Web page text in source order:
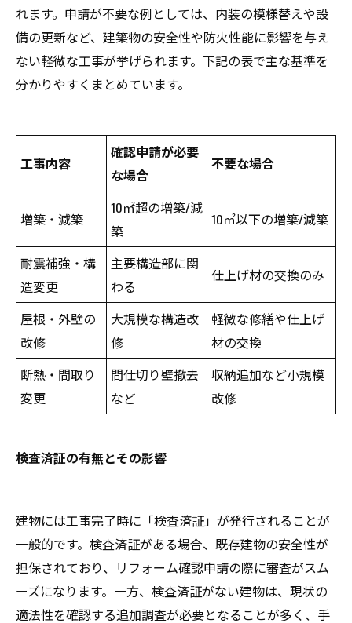
れます。申請が不要な例としては、内装の模様替えや設
備の更新など、建築物の安全性や防火性能に影響を与え
ない軽微な工事が挙げられます。下記の表で主な基準を
分かりやすくまとめています。
工事内容
確認申請が必要
な場合
不要な場合
増築・減築
10㎡超の増築/減
築
10㎡以下の増築/減築
耐震補強・構
造変更
主要構造部に関
わる
仕上げ材の交換のみ
屋根・外壁の
改修
大規模な構造改
修
軽微な修繕や仕上げ
材の交換
断熱・間取り
変更
間仕切り壁撤去
など
収納追加など小規模
改修
検査済証の有無とその影響
建物には工事完了時に「検査済証」が発行されることが
一般的です。検査済証がある場合、既存建物の安全性が
担保されており、リフォーム確認申請の際に審査がスム
ーズになります。一方、検査済証がない建物は、現状の
適法性を確認する追加調査が必要となることが多く、手